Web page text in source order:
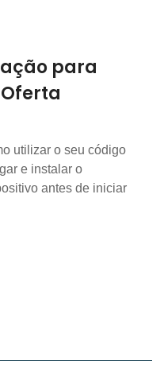
para
utilizar o seu código
e instalar o
antes de iniciar